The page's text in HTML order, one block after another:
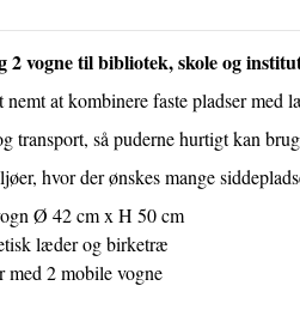
2 vogne til bibliotek, skole og
nemt at kombinere faste pladser
transport, så puderne hurtigt kan
hvor der ønskes mange
Ø 42 cm x H 50 cm
læder og birketræ
med 2 mobile vogne